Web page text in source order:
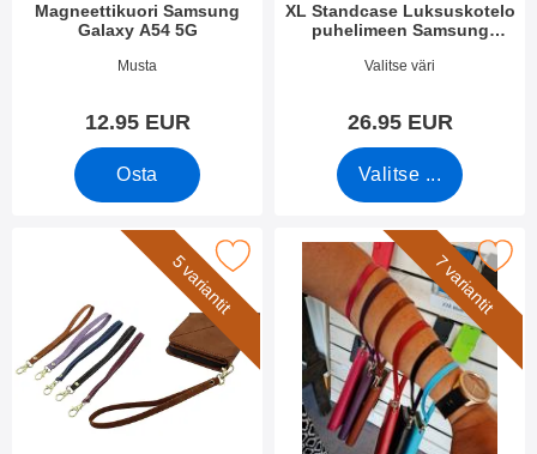
Magneettikuori Samsung
Galaxy A54 5G
Tuote.nro 48122
Musta
12.95 EUR
Osta
XL Standcase Luksuskotelo
puhelimeen Samsung
Tuote.nro 48017
Valitse väri
26.95 EUR
Valitse ...
5 variantit
rannehihna XL Standcase Luksuskotelo suosikiksi
7 variantit
Merkitse rannehihna New